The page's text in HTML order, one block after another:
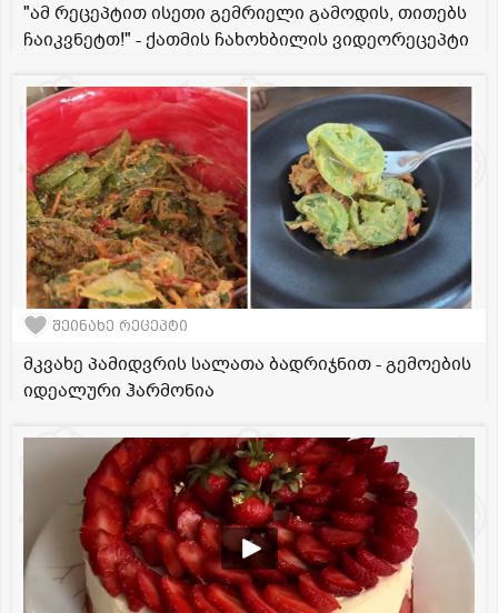
"ამ რეცეპტით ისეთი გემრიელი გამოდის, თითებს
ჩაიკვნეტთ!" - ქათმის ჩახოხბილის ვიდეორეცეპტი
შეინახე რეცეპტი
მკვახე პამიდვრის სალათა ბადრიჯნით - გემოების
იდეალური ჰარმონია